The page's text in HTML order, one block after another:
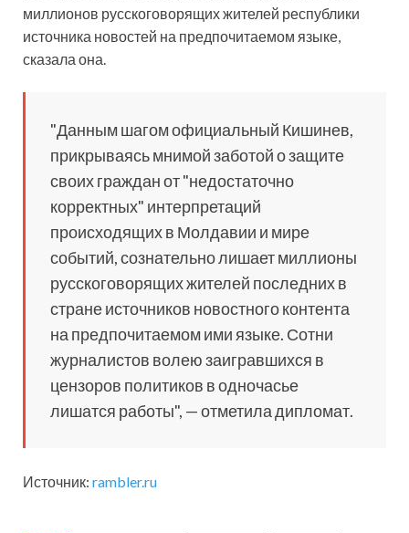
миллионов русскоговорящих жителей республики
источника новостей на предпочитаемом языке,
сказала она.
"Данным шагом официальный Кишинев,
прикрываясь мнимой заботой о защите
своих граждан от "недостаточно
корректных" интерпретаций
происходящих в Молдавии и мире
событий, сознательно лишает миллионы
русскоговорящих жителей последних в
стране источников новостного контента
на предпочитаемом ими языке. Сотни
журналистов волею заигравшихся в
цензоров политиков в одночасье
лишатся работы", — отметила дипломат.
Источник: rambler.ru